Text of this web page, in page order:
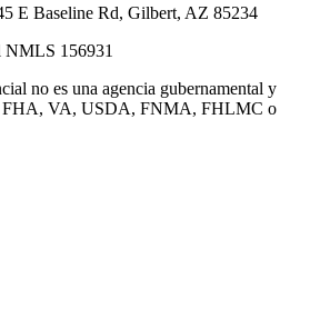
E Baseline Rd, Gilbert, AZ 85234
NMLS 156931
no es una agencia gubernamental y
FHA, VA, USDA, FNMA, FHLMC o